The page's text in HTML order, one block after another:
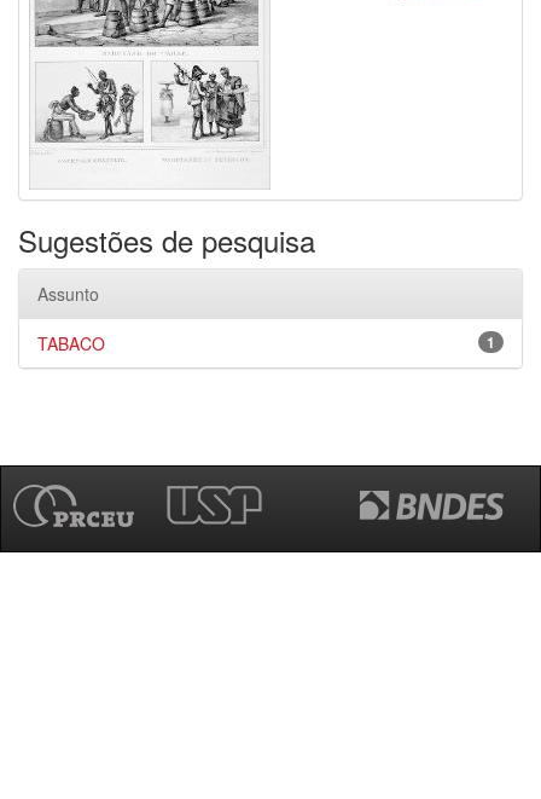
Sugestões de pesquisa
Assunto
1
TABACO